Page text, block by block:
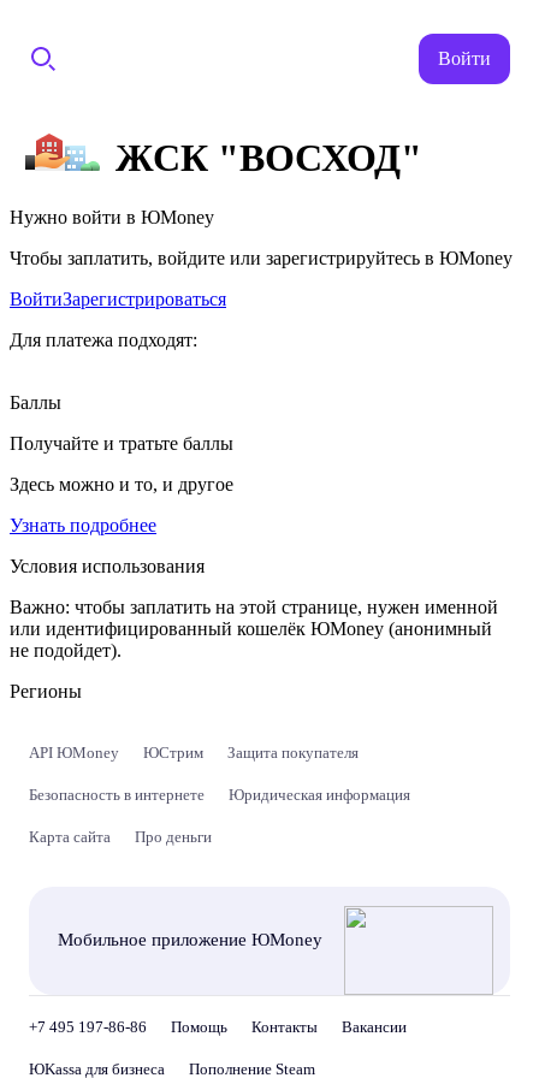
Войти
ЖСК "ВОСХОД"
Нужно войти в ЮMoney
Чтобы заплатить, войдите или зарегистрируйтесь в ЮMoney
ВойтиЗарегистрироваться
Для платежа подходят:
Баллы
Получайте и тратьте баллы
Здесь можно и то, и другое
Узнать подробнее
Условия использования
Важно: чтобы заплатить на этой странице, нужен именной
или идентифицированный кошелёк ЮMoney (анонимный
не подойдет).
Регионы
API ЮMoney ЮСтрим Защита покупателя
Безопасность в интернете Юридическая информация
Карта сайта Про деньги
Мобильное приложение ЮMoney
+7 495 197-86-86 Помощь Контакты Вакансии
ЮKassa для бизнеса Пополнение Steam